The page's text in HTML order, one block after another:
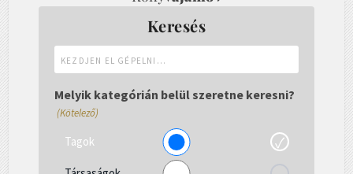
Keresés
el
gépelni...
Melyik kategórián belül szeretne keresni?
(Kötelező)
Tagok